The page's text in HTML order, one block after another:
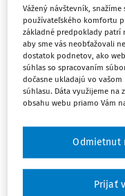
Ups,
Celý
dostupný
Odomknite
obsahu a
zdarma,
Vážený návštevník,
používateľského komfortu
základné predpoklady patrí
aby sme vás neobťažovali
dostatok podnetov, ako
súhlas so spracovaním
dočasne ukladajú vo
súhlasu. Dáta využijeme na
obsahu webu priamo Vám
Odmietnut
Prijať